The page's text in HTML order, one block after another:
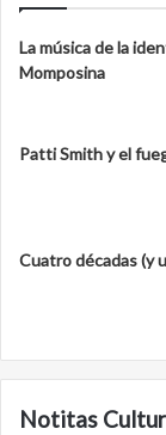
La música de la
Momposina
Patti Smith y el
Cuatro décadas (y
Notitas